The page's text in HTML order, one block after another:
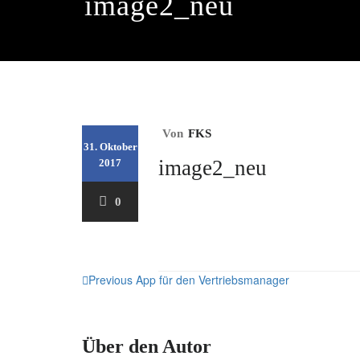
31. Oktober
2017
0
Von FKS
image2_neu
Beitragsnavigation
Previous App für den Vertriebsmanager
Über den Autor